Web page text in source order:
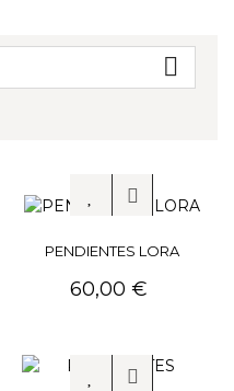

PENDIENTES LORA
Precio
60,00 €